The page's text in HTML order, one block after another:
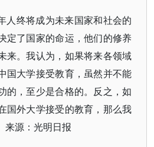
人终将成为未来国家和社会的
定了国家的命运，他们的修养
来。我认为，如果将来各领域
国大学接受教育，虽然并不能
的，至少是合格的。反之，如
国外大学接受的教育，那么我
来源：光明日报